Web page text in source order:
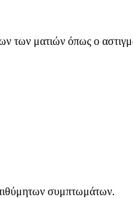
των ματιών όπως ο
συμπτωμάτων.